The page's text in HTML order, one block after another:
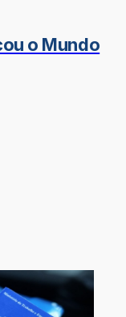
o Mundo